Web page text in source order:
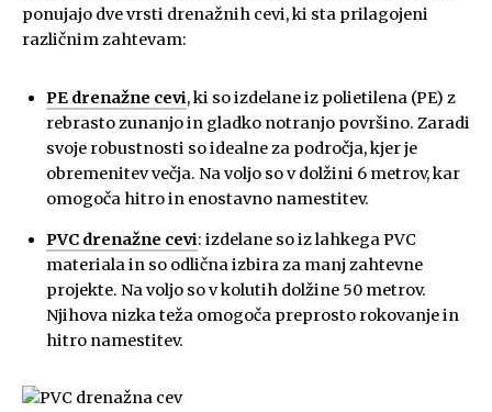
ponujajo dve vrsti drenažnih cevi, ki sta prilagojeni
različnim zahtevam:
PE drenažne cevi, ki so izdelane iz polietilena (PE) z
rebrasto zunanjo in gladko notranjo površino. Zaradi
svoje robustnosti so idealne za področja, kjer je
obremenitev večja. Na voljo so v dolžini 6 metrov, kar
omogoča hitro in enostavno namestitev.
PVC drenažne cevi: izdelane so iz lahkega PVC
materiala in so odlična izbira za manj zahtevne
projekte. Na voljo so v kolutih dolžine 50 metrov.
Njihova nizka teža omogoča preprosto rokovanje in
hitro namestitev.